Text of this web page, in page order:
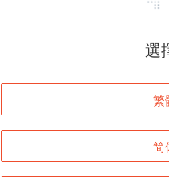
頁
返
選
繁
简